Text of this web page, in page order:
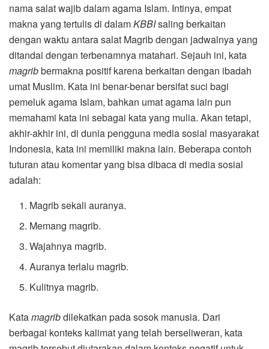
nama salat wajib dalam agama Islam. Intinya, empat
makna yang tertulis di dalamKBBIsaling berkaitan
dengan waktu antara salat Magrib dengan jadwalnya yang
ditandai dengan terbenamnya matahari. Sejauh ini, kata
magribbermakna positif karena berkaitan dengan ibadah
umat Muslim. Kata ini benar-benar bersifat suci bagi
pemeluk agama Islam, bahkan umat agama lain pun
memahami kata ini sebagai kata yang mulia. Akan tetapi,
akhir-akhir ini, di dunia pengguna media sosial masyarakat
Indonesia, kata ini memiliki makna lain. Beberapa contoh
tuturan atau komentar yang bisa dibaca di media sosial
adalah:
Magrib sekali auranya.
Memang magrib.
Wajahnya magrib.
Auranya terlalu magrib.
Kulitnya magrib.
Katamagribdilekatkan pada sosok manusia. Dari
berbagai konteks kalimat yang telah berseliweran, kata